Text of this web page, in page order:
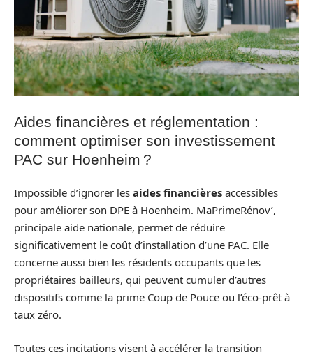
Aides financières et réglementation :
comment optimiser son investissement
PAC sur Hoenheim ?
Impossible d’ignorer les aides financières accessibles
pour améliorer son DPE à Hoenheim. MaPrimeRénov’,
principale aide nationale, permet de réduire
significativement le coût d’installation d’une PAC. Elle
concerne aussi bien les résidents occupants que les
propriétaires bailleurs, qui peuvent cumuler d’autres
dispositifs comme la prime Coup de Pouce ou l’éco-prêt à
taux zéro.
Toutes ces incitations visent à accélérer la transition